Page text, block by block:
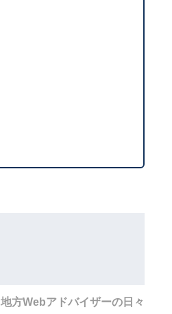
地方Webアドバイザーの日々